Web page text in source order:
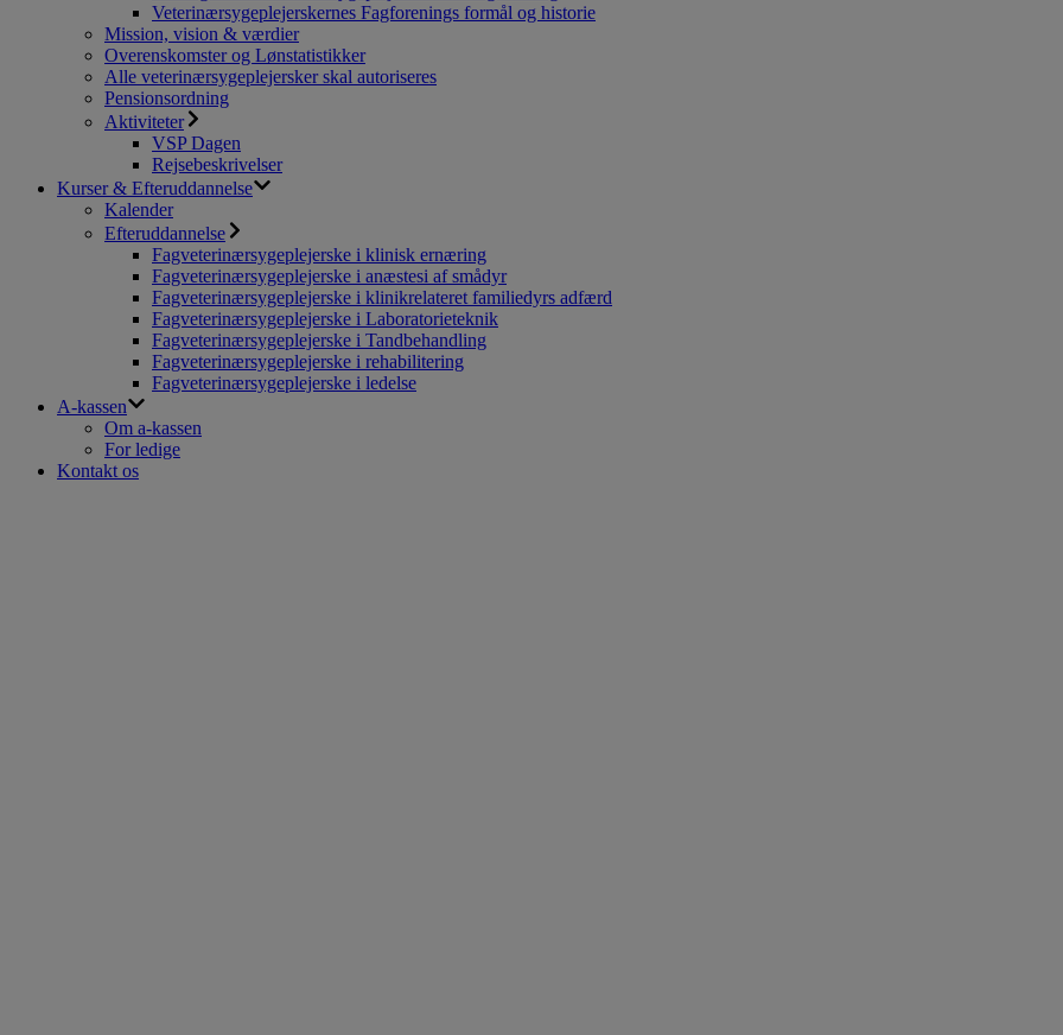
Veterinærsygeplejerskernes Fagforenings formål og historie
Mission, vision & værdier
Overenskomster og Lønstatistikker
Alle veterinærsygeplejersker skal autoriseres
Pensionsordning
Aktiviteter
VSP Dagen
Rejsebeskrivelser
Kurser & Efteruddannelse
Kalender
Efteruddannelse
Fagveterinærsygeplejerske i klinisk ernæring
Fagveterinærsygeplejerske i anæstesi af smådyr
Fagveterinærsygeplejerske i klinikrelateret familiedyrs adfærd
Fagveterinærsygeplejerske i Laboratorieteknik
Fagveterinærsygeplejerske i Tandbehandling
Fagveterinærsygeplejerske i rehabilitering
Fagveterinærsygeplejerske i ledelse
A-kassen
Om a-kassen
For ledige
Kontakt os